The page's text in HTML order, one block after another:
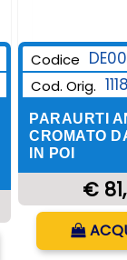
Codice
Cod. Orig.
PARAURTI
CROMATO
IN POI
€